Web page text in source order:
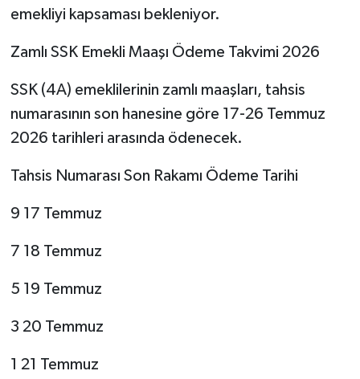
emekliyi kapsaması bekleniyor.
Zamlı SSK Emekli Maaşı Ödeme Takvimi 2026
SSK (4A) emeklilerinin zamlı maaşları, tahsis
numarasının son hanesine göre 17-26 Temmuz
2026 tarihleri arasında ödenecek.
Tahsis Numarası Son Rakamı Ödeme Tarihi
9 17 Temmuz
7 18 Temmuz
5 19 Temmuz
3 20 Temmuz
1 21 Temmuz